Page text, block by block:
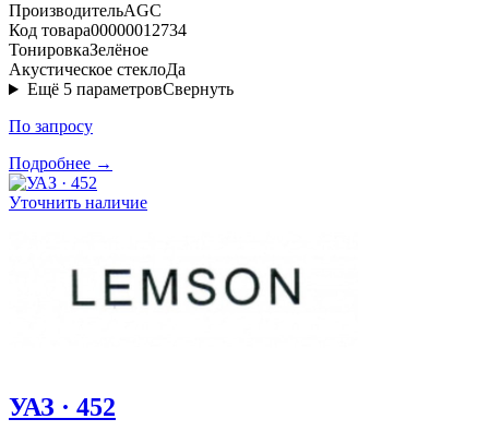
ПроизводительAGC
Код товара00000012734
ТонировкаЗелёное
Акустическое стеклоДа
Ещё 5 параметровСвернуть
По запросу
Подробнее →
Уточнить наличие
УАЗ · 452